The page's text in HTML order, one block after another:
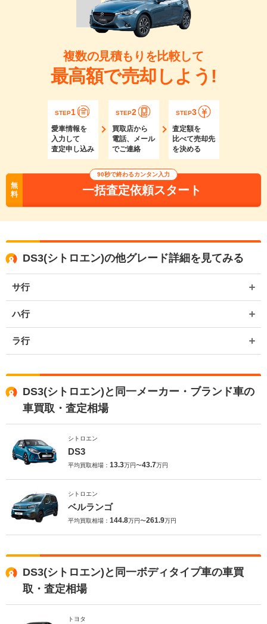
複数の見積もりを比較して
最高額で売却しよう!
STEP1
愛車情報を
入力して
査定申し込み
STEP2
買取店から
電話、メール
でご連絡
STEP3
査定額を
比べて売却先
を決める
無
料
90秒で終わるカンタン入力
一括査定依頼スタート
DS3(シトロエン)の他グレード詳細を見てみる
サ行
ハ行
ラ行
DS3(シトロエン)と同一メーカー・ブランド車の
車買取・査定相場
シトロエン
DS3
平均買取相場： 13.3万円〜43.7万円
シトロエン
ベルランゴ
平均買取相場： 144.8万円〜261.9万円
DS3(シトロエン)と同一ボディタイプ車の車買
取・査定相場
トヨタ